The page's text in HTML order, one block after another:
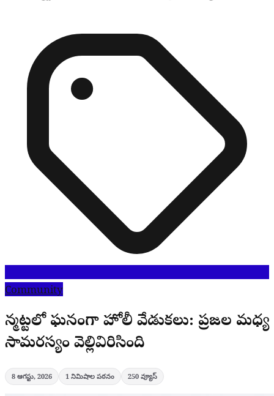
Community
నర్మెట్టలో ఘనంగా హోలీ వేడుకలు: ప్రజల మధ్య
సామరస్యం వెల్లివిరిసింది
8 ఆగస్టు, 2026 1 నిమిషాల పఠనం 250 వ్యూస్